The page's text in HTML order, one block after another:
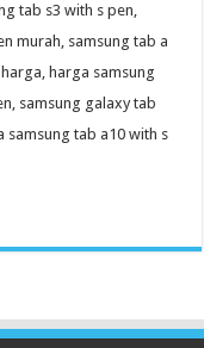
tab s3 with s pen,
murah, samsung tab a
harga samsung
samsung galaxy tab
samsung tab a10 with s